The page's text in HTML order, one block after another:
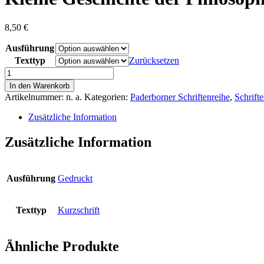
8,50 €
Ausführung
Texttyp
Zurücksetzen
Kleine
Geschichte
der
Philosophie:
Deutscher
Idealismus
Menge
In den Warenkorb
Artikelnummer: n. a. Kategorien: Paderborner Schriftenreihe,
Zusätzliche Information
Zusätzliche Information
Ausführung Gedruckt
Texttyp Kurzschrift
Ähnliche Produkte